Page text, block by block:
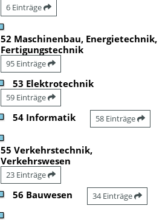
6 Einträge
52 Maschinenbau, Energietechnik,
Fertigungstechnik
95 Einträge
53 Elektrotechnik
59 Einträge
54 Informatik 58 Einträge
55 Verkehrstechnik,
Verkehrswesen
23 Einträge
56 Bauwesen 34 Einträge